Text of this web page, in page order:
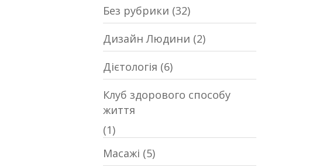
Без рубрики (32)
Дизайн Людини (2)
Дієтологія (6)
Клуб здорового способу
життя
(1)
Масажі (5)